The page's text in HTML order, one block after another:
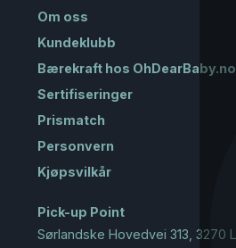
Om oss
Kundeklubb
Bærekraft hos OhDearBaby.no
Sertifiseringer
Prismatch
Personvern
Kjøpsvilkår
Pick-up Point
Sørlandske Hovedvei 313, 3270